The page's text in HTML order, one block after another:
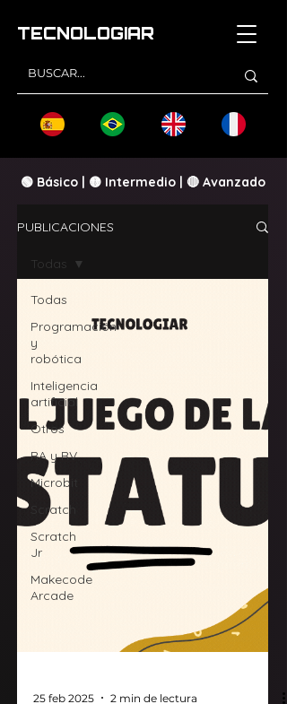
TECNOLOGIAR
🟢 Básico | 🟡 Intermedio | 🔴 Avanzado
PUBLICACIONES
Todas
Programación
y
robótica
Inteligencia
artificial
Otros
RA y RV
Microbit
Scratch
Scratch
Jr
Makecode
Arcade
Todas